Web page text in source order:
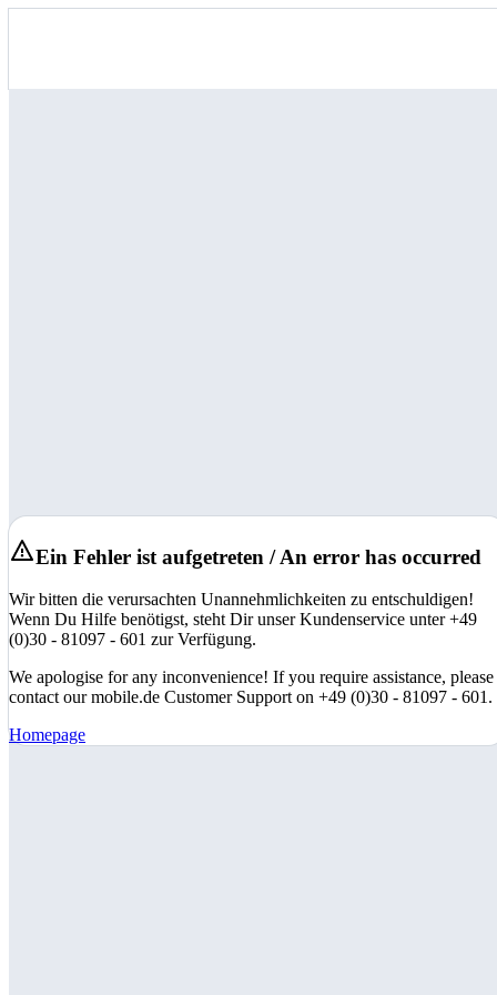
Ein Fehler ist aufgetreten / An error has occurred
Wir bitten die verursachten Unannehmlichkeiten zu entschuldigen!
Wenn Du Hilfe benötigst, steht Dir unser Kundenservice unter +49
(0)30 - 81097 - 601 zur Verfügung.
We apologise for any inconvenience! If you require assistance, please
contact our mobile.de Customer Support on +49 (0)30 - 81097 - 601.
Homepage